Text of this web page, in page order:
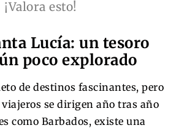
¡Valora esto!
Lucía: un tesoro
poco explorado
de destinos fascinantes, pero
se dirigen año tras año
como Barbados, existe una